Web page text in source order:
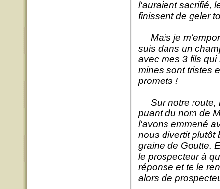
l'auraient sacrifié,
finissent de geler
Mais je
suis dans un
avec mes 3 fils
mines sont tristes
promets !
Sur notre route,
puant du nom de
l'avons emmené
nous divertit plutôt
graine de Goutte.
le prospecteur à
réponse et te le
alors de